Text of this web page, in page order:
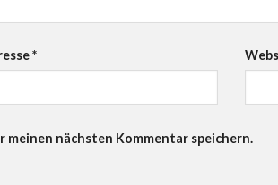
*
meinen nächsten Kommentar speichern.